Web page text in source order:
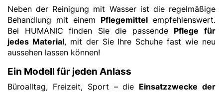
Neben der Reinigung mit Wasser ist die regelmäßige
Behandlung mit einem Pflegemittel empfehlenswert.
Bei HUMANIC finden Sie die passende Pflege für
jedes Material, mit der Sie Ihre Schuhe fast wie neu
aussehen lassen können!
Ein Modell für jeden Anlass
Büroalltag, Freizeit, Sport – die Einsatzzwecke der